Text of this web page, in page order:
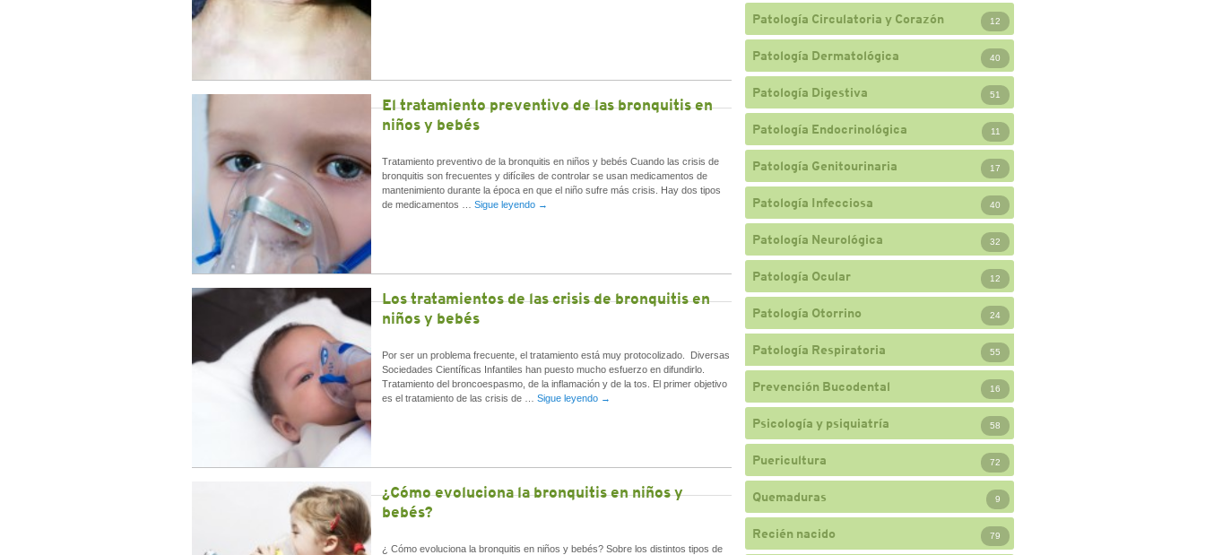
El tratamiento preventivo de las bronquitis en
niños y bebés
Tratamiento preventivo de la bronquitis en niños y bebés Cuando las crisis de
bronquitis son frecuentes y difíciles de controlar se usan medicamentos de
mantenimiento durante la época en que el niño sufre más crisis. Hay dos tipos
de medicamentos … Sigue leyendo →
Los tratamientos de las crisis de bronquitis en
niños y bebés
Por ser un problema frecuente, el tratamiento está muy protocolizado. Diversas
Sociedades Científicas Infantiles han puesto mucho esfuerzo en difundirlo.
Tratamiento del broncoespasmo, de la inflamación y de la tos. El primer objetivo
es el tratamiento de las crisis de … Sigue leyendo →
¿Cómo evoluciona la bronquitis en niños y
bebés?
¿ Cómo evoluciona la bronquitis en niños y bebés? Sobre los distintos tipos de
Patología Circulatoria y Corazón 12
Patología Dermatológica 40
Patología Digestiva 51
Patología Endocrinológica 11
Patología Genitourinaria 17
Patología Infecciosa 40
Patología Neurológica 32
Patología Ocular 12
Patología Otorrino 24
Patología Respiratoria 55
Prevención Bucodental 16
Psicología y psiquiatría 58
Puericultura 72
Quemaduras 9
Recién nacido 79